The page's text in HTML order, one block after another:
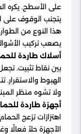
على الأسطح. يكره
يتجنب الوقوف على
هذا النوع من
يصعب تركيب
أسلاك طاردة
بين نقاط تثبيت.
الهبوط والاستقرار.
ولا تشوه منظر
أجهزة طاردة
اهتزازات تزعج
الأجهزة حلاً فعالًا